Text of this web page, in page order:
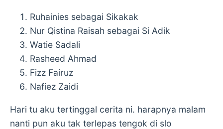
Ruhainies sebagai Sikakak
Nur Qistina Raisah sebagai Si Adik
Watie Sadali
Rasheed Ahmad
Fizz Fairuz
Nafiez Zaidi
Hari tu aku tertinggal cerita ni. harapnya malam
nanti pun aku tak terlepas tengok di slo